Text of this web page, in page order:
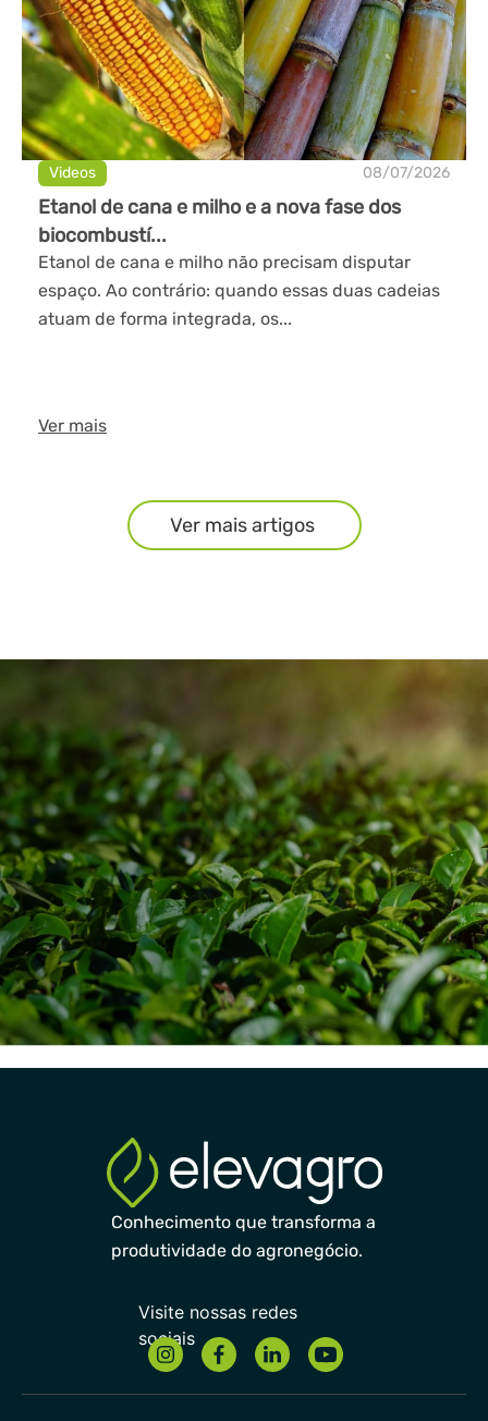
Videos 08/07/2026
Etanol de cana e milho e a nova fase dos
biocombustí...
Etanol de cana e milho não precisam disputar
espaço. Ao contrário: quando essas duas cadeias
atuam de forma integrada, os...
Ver mais
Ver mais artigos
Conhecimento que transforma a
produtividade do agronegócio.